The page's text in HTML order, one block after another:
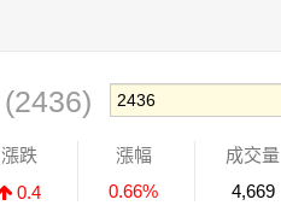
(2436)
漲跌
0.4
漲幅
0.66%
成交量
4,669